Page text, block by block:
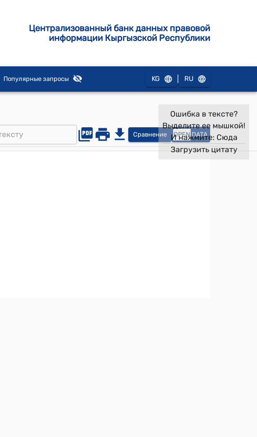
Централизованный банк данных правовой
информации Кыргызской Республики
Популярные запросы KG RU
Сравнение OPEN DATA
Ошибка в тексте?
Выделите ее мышкой!
И нажмите: Сюда
Загрузить цитату